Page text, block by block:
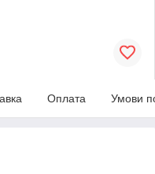
Оплата Умови